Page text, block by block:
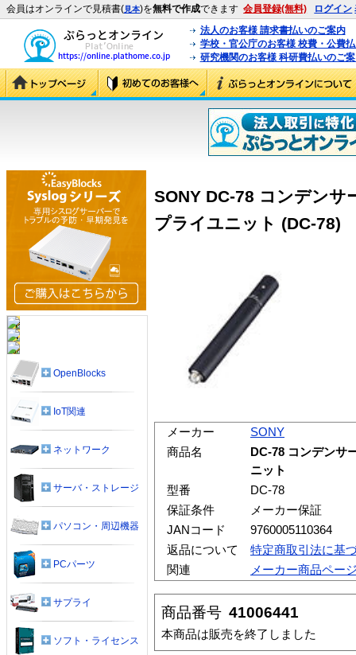
会員はオンラインで見積書(見本)を無料で作成できます 会員登録(無料) ログイン
法人のお客様 請求書払いのご案内
学校・官公庁のお客様 校費・公費
研究機関のお客様 科研費払いのご
SONY DC-78 コンデンサ
プライユニット (DC-78)
メーカー
SONY
商品名
DC-78 コンデンサ
ニット
型番
DC-78
保証条件
メーカー保証
JANコード
9760005110364
返品について
特定商取引法に基
関連
メーカー商品ペー
商品番号 41006441
本商品は販売を終了しました
OpenBlocks
IoT関連
ネットワーク
サーバ・ストレージ
パソコン・周辺機器
PCパーツ
サプライ
ソフト・ライセンス